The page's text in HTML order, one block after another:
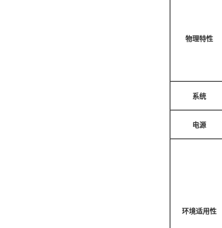
物理特性
系统
电源
环境适用性